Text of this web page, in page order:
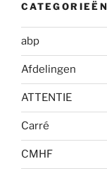
CATEGORIEËN
abp
Afdelingen
ATTENTIE
Carré
CMHF